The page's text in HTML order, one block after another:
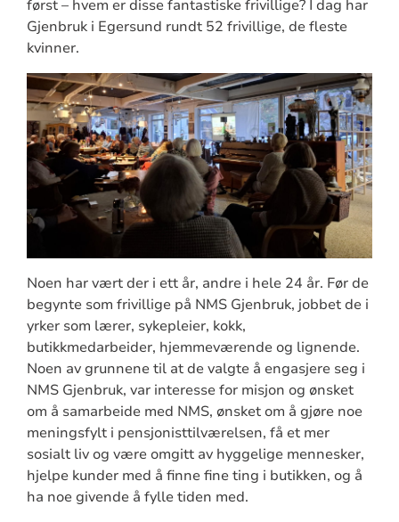
først – hvem er disse fantastiske frivillige? I dag har
Gjenbruk i Egersund rundt 52 frivillige, de fleste
kvinner.
Noen har vært der i ett år, andre i hele 24 år. Før de
begynte som frivillige på NMS Gjenbruk, jobbet de i
yrker som lærer, sykepleier, kokk,
butikkmedarbeider, hjemmeværende og lignende.
Noen av grunnene til at de valgte å engasjere seg i
NMS Gjenbruk, var interesse for misjon og ønsket
om å samarbeide med NMS, ønsket om å gjøre noe
meningsfylt i pensjonisttilværelsen, få et mer
sosialt liv og være omgitt av hyggelige mennesker,
hjelpe kunder med å finne fine ting i butikken, og å
ha noe givende å fylle tiden med.